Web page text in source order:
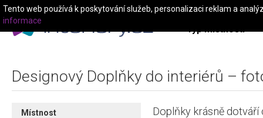
Typ místnosti
Designový Doplňky do interiérů –
Místnost
Doplňky krásně
Tento web používá k poskytování služeb, personalizaci reklam a
informace